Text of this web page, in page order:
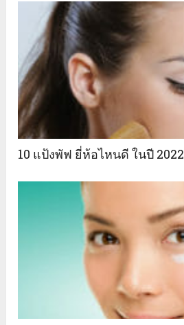
10 แป้งพัฟ ยี่ห้อไหนดี ในปี 2022